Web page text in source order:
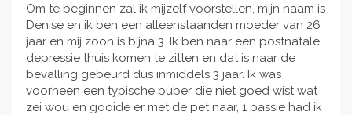
Om te beginnen zal ik mijzelf voorstellen, mijn naam is
Denise en ik ben een alleenstaanden moeder van 26
jaar en mij zoon is bijna 3. Ik ben naar een postnatale
depressie thuis komen te zitten en dat is naar de
bevalling gebeurd dus inmiddels 3 jaar. Ik was
voorheen een typische puber die niet goed wist wat
zei wou en gooide er met de pet naar, 1 passie had ik